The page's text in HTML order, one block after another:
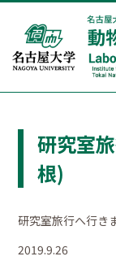
研究室
根)
研究室旅行へ行き
2019.9.26